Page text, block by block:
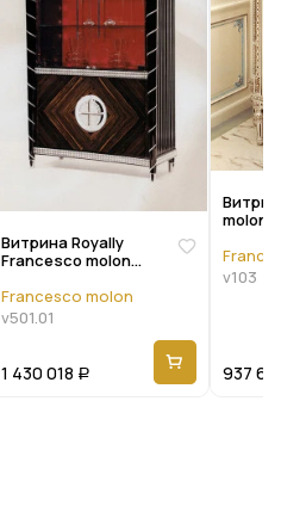
Витрина Royally
Francesco molon
Francesco molon
v501.01
1 430 018 Р
molon
v103
937